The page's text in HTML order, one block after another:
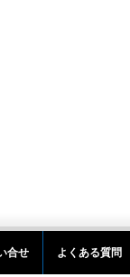
合せ よくある質問